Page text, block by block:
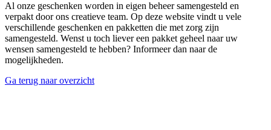
Al onze geschenken worden in eigen beheer samengesteld en
verpakt door ons creatieve team. Op deze website vindt u vele
verschillende geschenken en pakketten die met zorg zijn
samengesteld. Wenst u toch liever een pakket geheel naar uw
wensen samengesteld te hebben? Informeer dan naar de
mogelijkheden.
Ga terug naar overzicht